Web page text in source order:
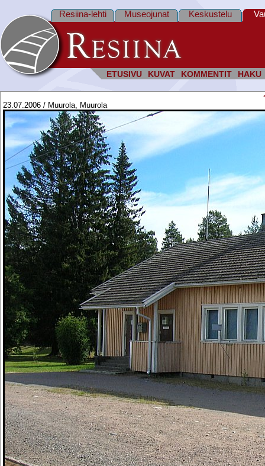
ETUSIVU KUVAT KOMMENTIT HAKU
Resiina-lehti Museojunat Keskustelu
23.07.2006 / Muurola, Muurola